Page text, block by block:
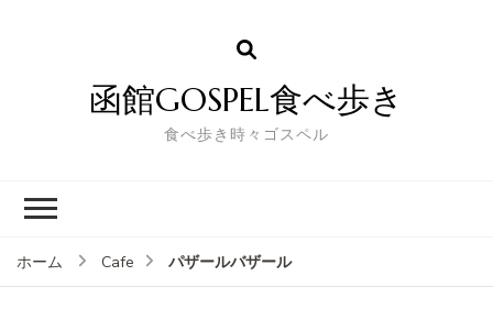
函館GOSPEL食べ歩き
食べ歩き時々ゴスペル
ホーム Cafe パザールバザール